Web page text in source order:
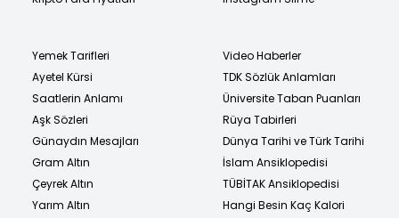
Yemek Tarifleri
Ayetel Kürsi
Saatlerin Anlamı
Aşk Sözleri
Günaydın Mesajları
Gram Altın
Çeyrek Altın
Yarım Altın
Video Haberler
TDK Sözlük Anlamları
Üniversite Taban Puanları
Rüya Tabirleri
Dünya Tarihi ve Türk Tarihi
İslam Ansiklopedisi
TÜBİTAK Ansiklopedisi
Hangi Besin Kaç Kalori